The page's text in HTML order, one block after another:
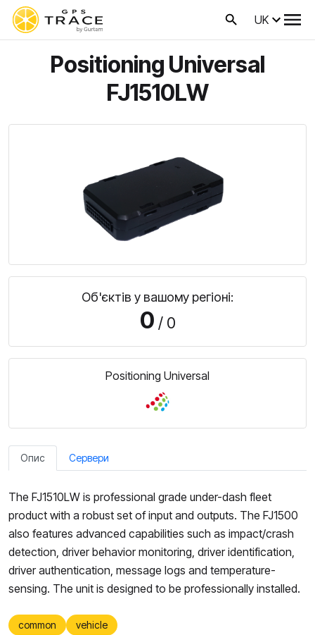
UK
Positioning Universal
FJ1510LW
Об'єктів у вашому регіоні:
0 / 0
Positioning Universal
Опис Сервери
The FJ1510LW is professional grade under-dash fleet
product with a robust set of input and outputs. The FJ1500
also features advanced capabilities such as impact/crash
detection, driver behavior monitoring, driver identification,
driver authentication, message logs and temperature-
sensing. The unit is designed to be professionally installed.
common vehicle